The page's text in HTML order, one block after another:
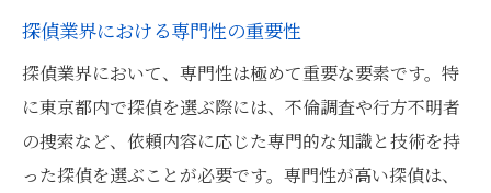
探偵業界における専門性の重要性
探偵業界において、専門性は極めて重要な要素です。特
に東京都内で探偵を選ぶ際には、不倫調査や行方不明者
の捜索など、依頼内容に応じた専門的な知識と技術を持
った探偵を選ぶことが必要です。専門性が高い探偵は、